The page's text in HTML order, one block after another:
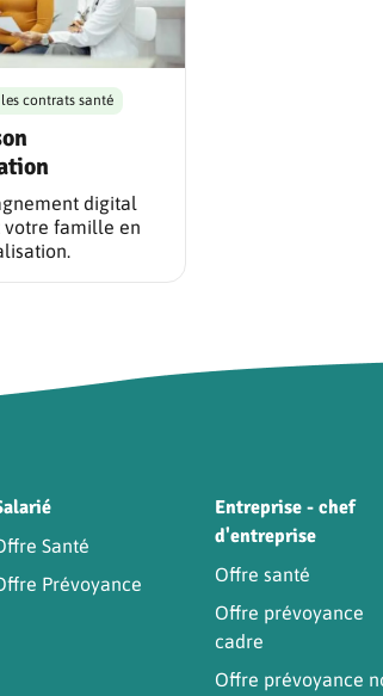
contrats santé
digital
votre famille en
Santé
Prévoyance
Entreprise - chef
d'entreprise
Offre santé
Offre prévoyance
cadre
Offre prévoyance